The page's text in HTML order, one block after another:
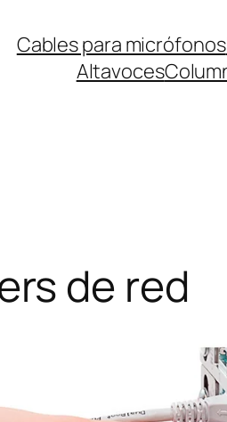
Cables para micrófonos
Altavoces
de red